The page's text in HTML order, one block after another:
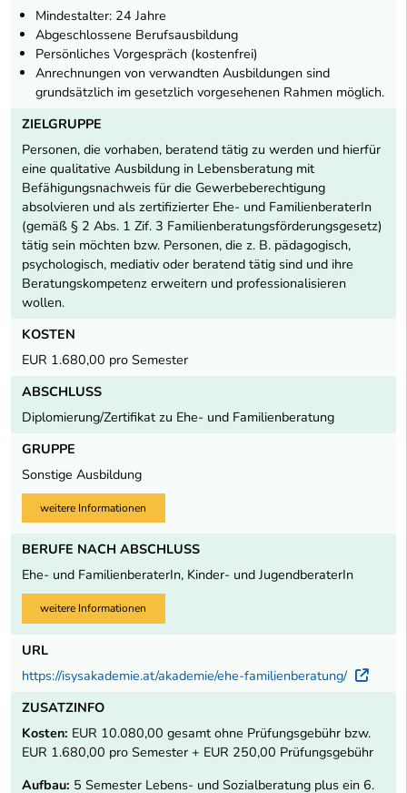
Mindestalter: 24 Jahre
Abgeschlossene Berufsausbildung
Persönliches Vorgespräch (kostenfrei)
Anrechnungen von verwandten Ausbildungen sind
grundsätzlich im gesetzlich vorgesehenen Rahmen möglich.
ZIELGRUPPE
Personen, die vorhaben, beratend tätig zu werden und hierfür
eine qualitative Ausbildung in Lebensberatung mit
Befähigungsnachweis für die Gewerbeberechtigung
absolvieren und als zertifizierter Ehe- und FamilienberaterIn
(gemäß § 2 Abs. 1 Zif. 3 Familienberatungsförderungsgesetz)
tätig sein möchten bzw. Personen, die z. B. pädagogisch,
psychologisch, mediativ oder beratend tätig sind und ihre
Beratungskompetenz erweitern und professionalisieren
wollen.
KOSTEN
EUR 1.680,00 pro Semester
ABSCHLUSS
Diplomierung/Zertifikat zu Ehe- und Familienberatung
GRUPPE
Sonstige Ausbildung
weitere Informationen
BERUFE NACH ABSCHLUSS
Ehe- und FamilienberaterIn, Kinder- und JugendberaterIn
weitere Informationen
URL
https://isysakademie.at/akademie/ehe-familienberatung/
ZUSATZINFO
Kosten: EUR 10.080,00 gesamt ohne Prüfungsgebühr bzw.
EUR 1.680,00 pro Semester + EUR 250,00 Prüfungsgebühr
Aufbau: 5 Semester Lebens- und Sozialberatung plus ein 6.